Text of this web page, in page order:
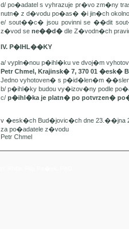
d/ po�adatel s vyhrazuje pr�vo zm�ny
nutn� z d�vodu po�as� �i jin�ch
e/ sout��c� jsou povinni se ��dit
z�vod se ne��d� dle Z�vodn�ch
IV. P�IHL��KY
a/ vypln�nou p�ihl�ku ve dvoj�m
Petr Chmel, Krajinsk� 7, 370 01 �esk�
Jedno vyhotoven� s p�id�len�m
b/ p�ihl�ky budou vy�izov�ny podle
c/ p�ihl�ka je platn� po potvrzen�
v �esk�ch Bud�jovic�ch dne 23.��jna
za po�adatele z�vodu
Petr Chmel